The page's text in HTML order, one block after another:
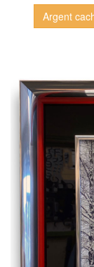
Argent